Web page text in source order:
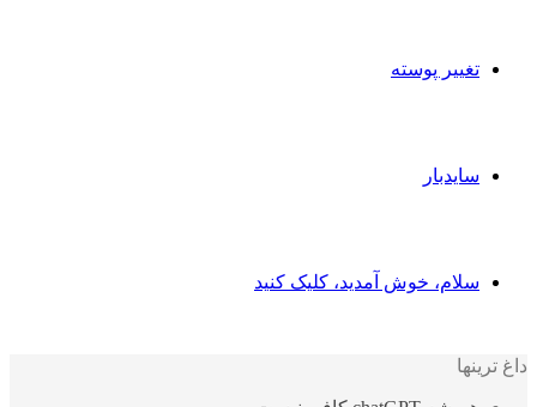
تغییر پوسته
سایدبار
سلام، خوش آمدید، کلیک کنید
داغ ترینها